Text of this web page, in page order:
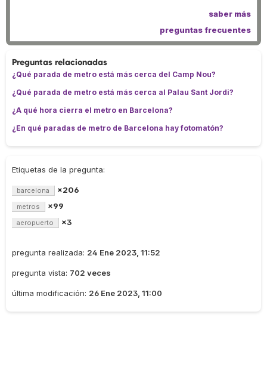
saber más
preguntas frecuentes
Preguntas relacionadas
¿Qué parada de metro está más cerca del Camp Nou?
¿Qué parada de metro está más cerca al Palau Sant Jordi?
¿A qué hora cierra el metro en Barcelona?
¿En qué paradas de metro de Barcelona hay fotomatón?
Etiquetas de la pregunta:
barcelona ×206
metros ×99
aeropuerto ×3
pregunta realizada: 24 Ene 2023, 11:52
pregunta vista: 702 veces
última modificación: 26 Ene 2023, 11:00